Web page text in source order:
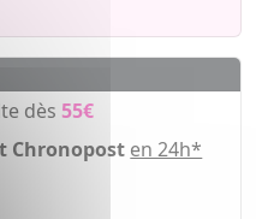
dès55€
Chronopost en 24h*